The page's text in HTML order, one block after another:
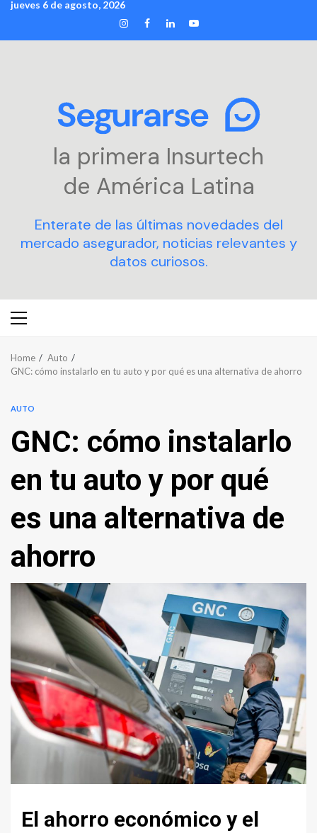
Skip
content
jueves 6 de agosto, 2026
INSTAGRAM
FACEBOOK
LINKEDIN
YOUTUBE
la primera Insurtech
de América Latina
Enterate de las últimas novedades del
mercado asegurador, noticias relevantes y
datos curiosos.
Primary
Home
Auto
GNC: cómo instalarlo en tu auto y por qué es una alternativa de ahorro
AUTO
GNC: cómo instalarlo
en tu auto y por qué
es una alternativa de
ahorro
El ahorro económico y el